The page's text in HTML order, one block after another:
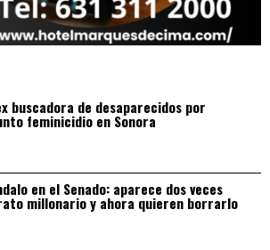
buscadora de desaparecidos por
feminicidio en Sonora
en el Senado: aparece dos veces
millonario y ahora quieren borrarlo